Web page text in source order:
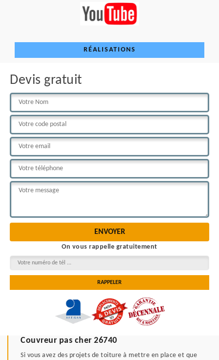
RÉALISATIONS
Devis gratuit
On vous rappelle gratuitement
Couvreur pas cher 26740
Si vous avez des projets de toiture à mettre en place et que